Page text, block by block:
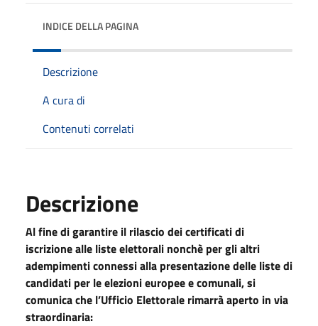
INDICE DELLA PAGINA
Descrizione
A cura di
Contenuti correlati
Descrizione
Al fine di garantire il rilascio dei certificati di
iscrizione alle liste elettorali nonchè per gli altri
adempimenti connessi alla presentazione delle liste di
candidati per le elezioni europee e comunali, si
comunica che l’Ufficio Elettorale rimarrà aperto in via
straordinaria: